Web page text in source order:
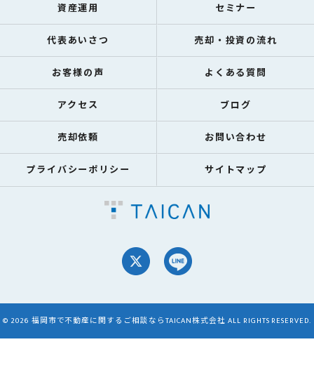
資産運用 セミナー
代表あいさつ 売却・投資の流れ
お客様の声 よくある質問
アクセス ブログ
売却依頼 お問い合わせ
プライバシーポリシー サイトマップ
© 2026 福岡市で不動産に関するご相談ならTAICAN株式会社 ALL RIGHTS RESERVED.